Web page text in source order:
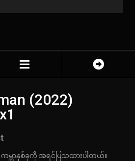
(2022)
မ္ဘာနှစ်ခုကို အရင်ပြသထားပါတယ်။